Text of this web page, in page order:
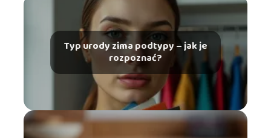
Typ urody zima podtypy – jak je
rozpoznać?